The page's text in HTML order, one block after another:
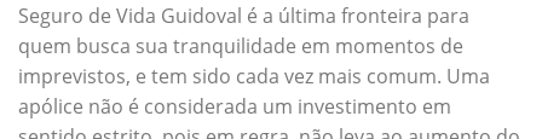
Seguro de Vida Guidoval é a última fronteira para
quem busca sua tranquilidade em momentos de
imprevistos, e tem sido cada vez mais comum. Uma
apólice não é considerada um investimento em